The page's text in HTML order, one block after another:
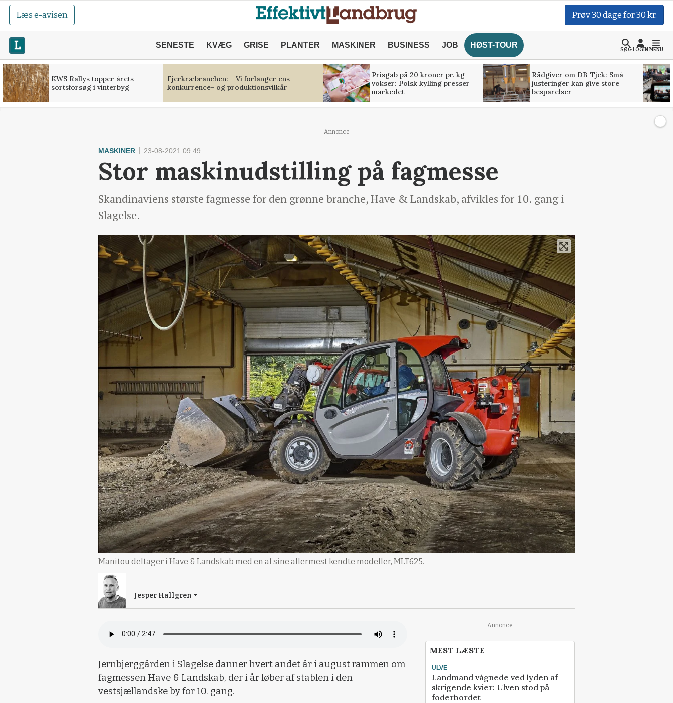
Læs e-avisen Prøv 30 dage for 30 kr.
SENESTE KVÆG GRISE PLANTER MASKINER BUSINESS JOB HØST-TOUR
SØGLOGINMENU
KWS Rallys topper årets
sortsforsøg i vinterbyg
Fjerkræbranchen: - Vi forlanger ens
konkurrence- og produktionsvilkår
Prisgab på 20 kroner pr. kg
vokser: Polsk kylling presser
markedet
Rådgiver om DB-Tjek: Små
justeringer kan give store
besparelser
Annonce
MASKINER 23-08-2021 09:49
Stor maskinudstilling på fagmesse
Skandinaviens største fagmesse for den grønne branche, Have & Landskab, afvikles for 10. gang i
Slagelse.
Manitou deltager i Have & Landskab med en af sine allermest kendte modeller, MLT625.
Jesper Hallgren
Jernbjerggården i Slagelse danner hvert andet år i august rammen om
fagmessen Have & Landskab, der i år løber af stablen i den
vestsjællandske by for 10. gang.
Annonce
MEST LÆSTE
ULVE
Landmand vågnede ved lyden af
skrigende kvier: Ulven stod på
foderbordet